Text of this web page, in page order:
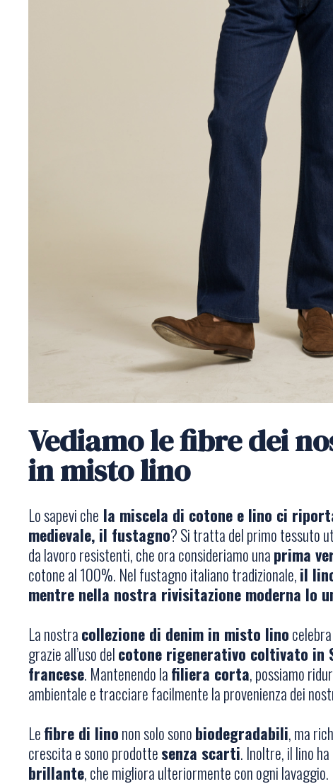
Vediamo le fibre dei
in misto lino
Lo sapevi che la miscela di cotone e lino ci
medievale, il fustagno? Si tratta del primo tessuto
da lavoro resistenti, che ora consideriamo unaprima
cotone al 100%. Nel fustagno italiano tradizionale,il
mentre nella nostra rivisitazione moderna lo
La nostracollezione di denim in misto lino
grazie all’uso delcotone rigenerativo coltivato in
francese. Mantenendo lafiliera corta, possiamo
ambientale e tracciare facilmente la provenienza dei
Lefibre di linonon solo sonobiodegradabili, ma
crescita e sono prodottesenza scarti. Inoltre, il lino ha
brillante, che migliora ulteriormente con ogni lavaggio.